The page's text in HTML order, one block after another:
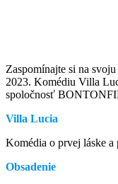
Zaspomínajte si na
2023. Komédiu Villa
spoločnosť
Villa Lucia
Komédia o prvej láske a
Obsadenie